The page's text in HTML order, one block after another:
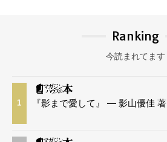
Ranking
今読まれてます
1 『影まで愛して』 — 影山優佳 著